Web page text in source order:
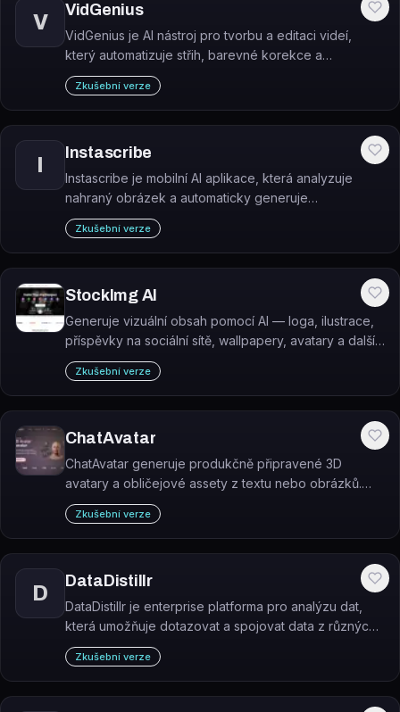
V
VidGenius
VidGenius je AI nástroj pro tvorbu a editaci videí,
který automatizuje střih, barevné korekce a
doporučování efektů bez nutnosti pokročilých
editačních dovedností.
Zkušební verze
I
Instascribe
Instascribe je mobilní AI aplikace, která analyzuje
nahraný obrázek a automaticky generuje
personalizované popisky pro Instagram.
Zkušební verze
StockImg AI
Generuje vizuální obsah pomocí AI — loga, ilustrace,
příspěvky na sociální sítě, wallpapery, avatary a další
grafické formáty.
Zkušební verze
ChatAvatar
ChatAvatar generuje produkčně připravené 3D
avatary a obličejové assety z textu nebo obrázků.
Výstupy jsou určeny pro hry, VR, sociální platformy a
virtuální produkci.
Zkušební verze
D
DataDistillr
DataDistillr je enterprise platforma pro analýzu dat,
která umožňuje dotazovat a spojovat data z různých
zdrojů pomocí standardního SQL bez nutnosti ETL
procesů.
Zkušební verze